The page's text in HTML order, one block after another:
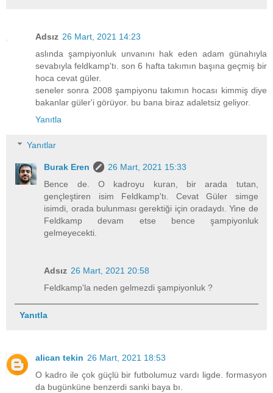
Adsız 26 Mart, 2021 14:23
aslında şampiyonluk unvanını hak eden adam günahıyla
sevabıyla feldkamp'tı. son 6 hafta takımın başına geçmiş bir
hoca cevat güler.
seneler sonra 2008 şampiyonu takımın hocası kimmiş diye
bakanlar güler'i görüyor. bu bana biraz adaletsiz geliyor.
Yanıtla
Yanıtlar
Burak Eren
26 Mart, 2021 15:33
Bence de. O kadroyu kuran, bir arada tutan,
gençleştiren isim Feldkamp'tı. Cevat Güler simge
isimdi, orada bulunması gerektiği için oradaydı. Yine de
Feldkamp devam etse bence şampiyonluk
gelmeyecekti.
Adsız 26 Mart, 2021 20:58
Feldkamp'la neden gelmezdi şampiyonluk ?
Yanıtla
alican tekin 26 Mart, 2021 18:53
O kadro ile çok güçlü bir futbolumuz vardı ligde. formasyon
da bugünküne benzerdi sanki baya bı.